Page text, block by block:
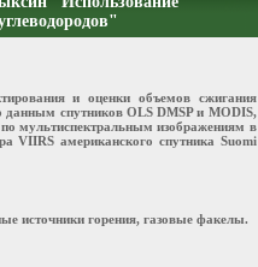
и оценки объемов сжигания
данным спутников OLS DMSP и MODIS,
мультиспектральным изображениям в
VIIRS американского спутника Suomi
источники горения, газовые факелы.